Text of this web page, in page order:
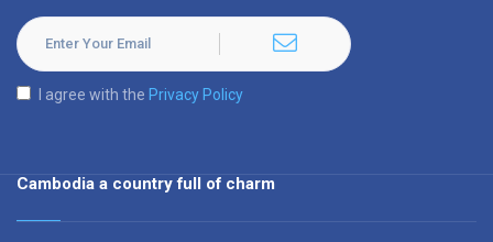
I agree with the Privacy Policy
Cambodia a country full of charm